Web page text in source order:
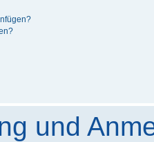
und